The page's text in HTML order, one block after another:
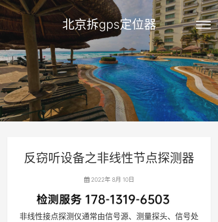
北京拆gps定位器
反窃听设备之非线性节点探测器
2022年 8月 10日
非线性接点探测仪通常由信号源、测量探头、信号处